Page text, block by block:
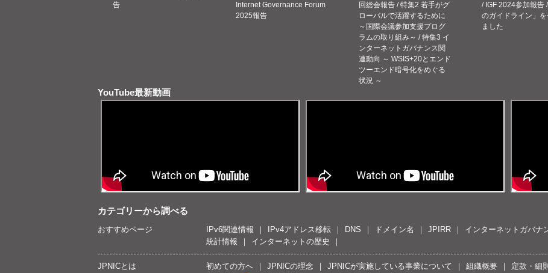
告
Internet Governance Forum
2025報告
回総会報告 / 特集2 若手がグ
ローバルで活躍するために
～国際会議参加支援プログ
ラムの取り組み～ / 特集3 イ
ンターネットガバナンス関
連動向 ～ WSIS+20とエンド
ツーエンド暗号化をめぐる
状況 ～
/ IGF 2024参加報告 /
のガイドライン」を
ました
YouTube最新動画
カテゴリーから調べる
おすすめページ IPv6関連情報 IPv4アドレス移転 DNS ドメイン名 JPIRR インターネットガバナ
統計情報
インターネットの歴史
JPNICとは 初めての方へ JPNICの理念 JPNICが実施している事業について 組織概要 定款・細則